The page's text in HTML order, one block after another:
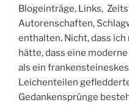
Blogeinträge, Links,
Autorenschaften,
enthalten. Nicht, dass
hätte, dass eine
als ein
Leichenteilen
Gedankensprünge